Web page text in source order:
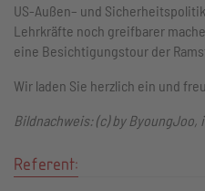
US-Außen– und
Lehrkräfte noch greifbarer
eine Besichtigungstour der
Wir laden Sie herzlich ein und
Bildnachweis: (c) by ByoungJoo,
Referent: